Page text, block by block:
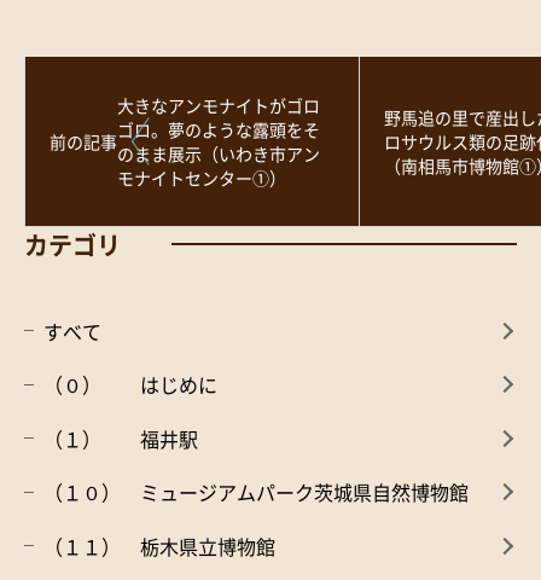
前の記事
大きなアンモナイトがゴロ
ゴロ。夢のような露頭をそ
のまま展示（いわき市アン
モナイトセンター①）
野馬追の里で産出
ロサウルス類の足
（南相馬市博物館①
カテゴリ
すべて
（０） はじめに
（１） 福井駅
（１０） ミュージアムパーク茨城県自然博物館
（１１） 栃木県立博物館